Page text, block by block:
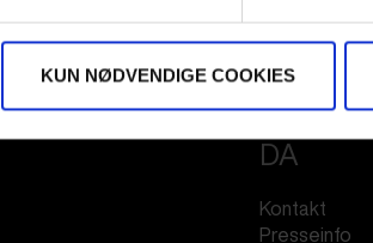
KUN NØDVENDIGE COOKIES
DA
Kontakt
Presseinfo